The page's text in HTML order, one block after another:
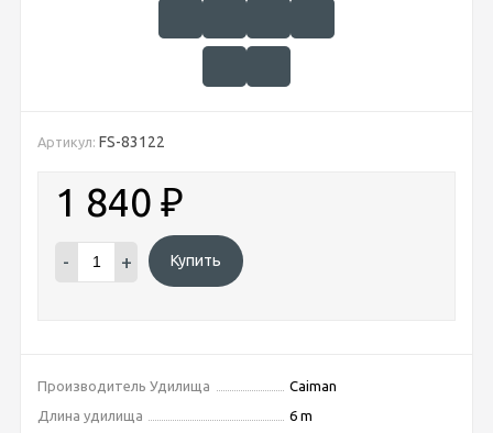
Артикул: FS-83122
1 840 ₽
- + Купить
Производитель Удилища
Caiman
Длина удилища
6 m